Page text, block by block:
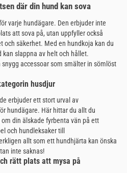
där din hund kan sova
varje hundägare. Den erbjuder inte
att sova på, utan uppfyller också
och säkerhet. Med en hundkoja kan du
slappna av helt och hållet.
accessoar som smälter in sömlöst
husdjur
erbjuder ett stort urval av
hundägare. Här hittar du allt du
din älskade fyrbenta vän på ett
och hundleksaker till
allt som ett hundhjärta kan önska
inte saknas!
rätt plats att mysa på